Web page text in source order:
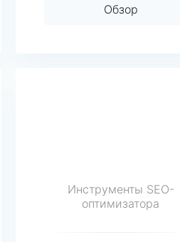
Обзор
Инструменты SEO-
оптимизатора